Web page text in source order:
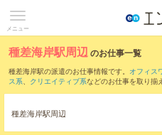
メニュー
種差海岸駅周辺のお仕事一覧
種差海岸駅の派遣のお仕事情報です。 オフィス
ス系、 クリエイティブ系などのお仕事を取り揃
また、金浜駅・大久喜駅
ただけます。
種差海岸駅周辺